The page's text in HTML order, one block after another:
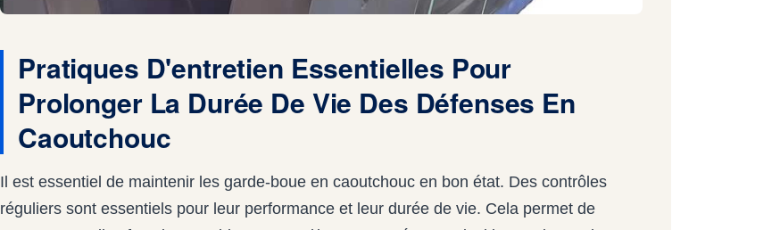
Pratiques D'entretien Essentielles Pour
Prolonger La Durée De Vie Des Défenses En
Caoutchouc
Il est essentiel de maintenir les garde-boue en caoutchouc en bon état. Des contrôles
réguliers sont essentiels pour leur performance et leur durée de vie. Cela permet de